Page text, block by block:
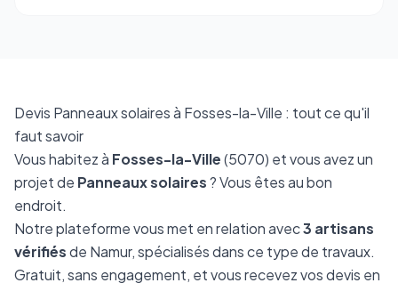
Devis Panneaux solaires à Fosses-la-Ville : tout ce qu'il
faut savoir
Vous habitez à Fosses-la-Ville(5070) et vous avez un
projet de Panneaux solaires? Vous êtes au bon
endroit.
Notre plateforme vous met en relation avec3 artisans
vérifiésde Namur, spécialisés dans ce type de travaux.
Gratuit, sans engagement, et vous recevez vos devis en